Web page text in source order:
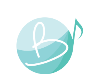
content